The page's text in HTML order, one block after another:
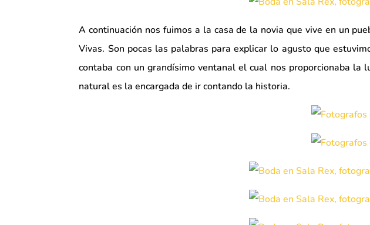
A continuación nos fuimos a la casa de la novia que vive en un
Vivas. Son pocas las palabras para explicar lo agusto que
contaba con un grandísimo ventanal el cual nos proporcionaba
natural es la encargada de ir contando la historia.